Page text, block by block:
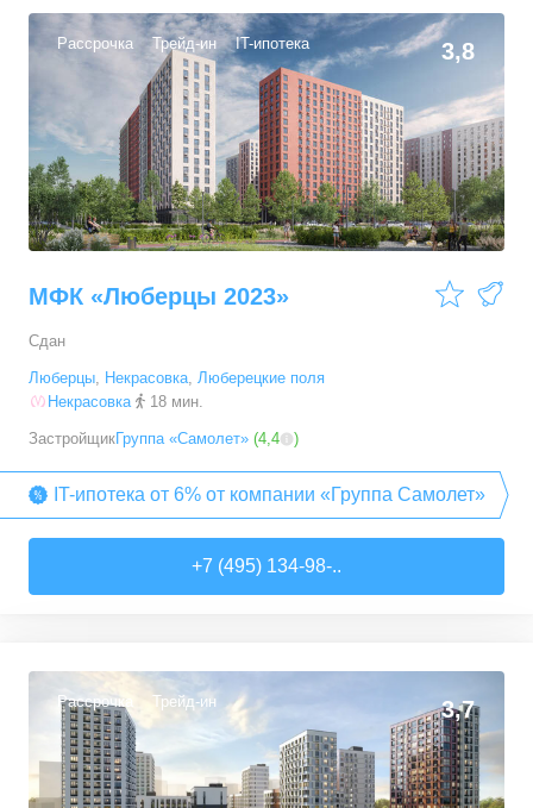
Рассрочка Трейд-ин IT-ипотека 3,8
МФК «Люберцы 2023»
Сдан
Люберцы, Некрасовка, Люберецкие поля
Некрасовка
18 мин.
ЗастройщикГруппа «Самолет» (4,4 )
IT-ипотека от 6% от компании «Группа Самолет»
+7 (495) 134-98-..
Рассрочка Трейд-ин 3,7